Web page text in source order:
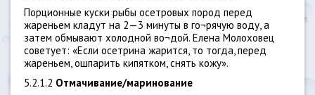
Порционные куски рыбы осетровых пород перед
жареньем кладут на 2—3 минуты в го¬рячую воду, а
затем обмывают холодной во¬дой. Елена Молоховец
советует: «Если осетрина жарится, то тогда, перед
жареньем, ошпарить кипятком, снять кожу».
5.2.1.2 Отмачивание/маринование